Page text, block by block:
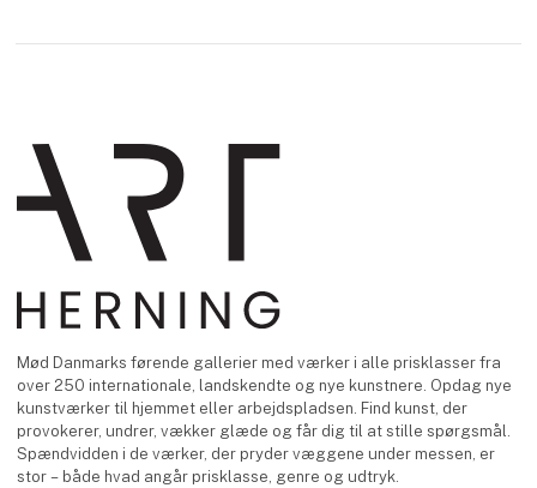
Mød Danmarks førende gallerier med værker i alle prisklasser fra
over 250 internationale, landskendte og nye kunstnere. Opdag nye
kunstværker til hjemmet eller arbejdspladsen. Find kunst, der
provokerer, undrer, vækker glæde og får dig til at stille spørgsmål.
Spændvidden i de værker, der pryder væggene under messen, er
stor – både hvad angår prisklasse, genre og udtryk.